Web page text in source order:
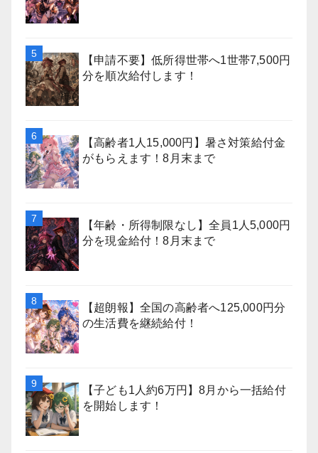
【申請不要】低所得世帯へ1世帯7,500円
分を順次給付します！
【高齢者1人15,000円】暑さ対策給付金
がもらえます！8月末まで
【年齢・所得制限なし】全員1人5,000円
分を現金給付！8月末まで
【超朗報】全国の高齢者へ125,000円分
の生活費を継続給付！
【子ども1人約6万円】8月から一括給付
を開始します！